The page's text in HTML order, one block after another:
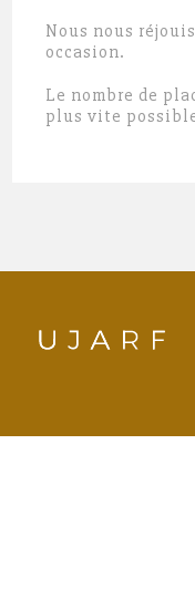
Nous nous
occasion.
Le nombre de
plus vite